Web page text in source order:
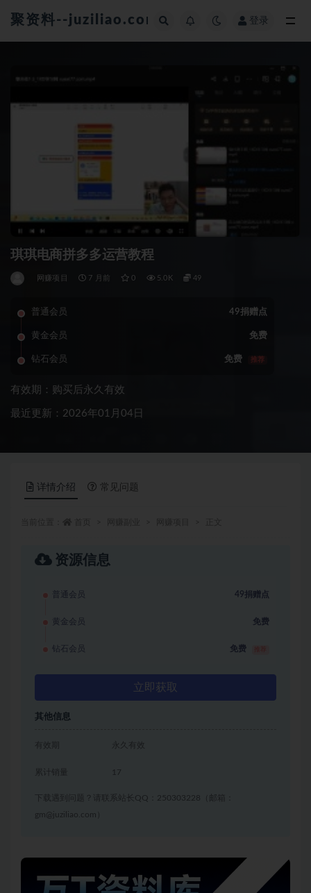
聚资料--juziliao.com--全网资料整合平台
登录
琪琪电商拼多多运营教程
网赚项目 7 月前 0 5.0K 49
普通会员 49捐赠点
黄金会员 免费
钻石会员 免费 推荐
有效期：购买后永久有效
最近更新：2026年01月04日
详情介绍 常见问题
资源信息
普通会员 49捐赠点
黄金会员 免费
钻石会员 免费
立即获取
其他信息
有效期 永久有效
累计销量 17
下载遇到问题？请联系站长QQ：250303228（邮箱：
gm@juziliao.com）